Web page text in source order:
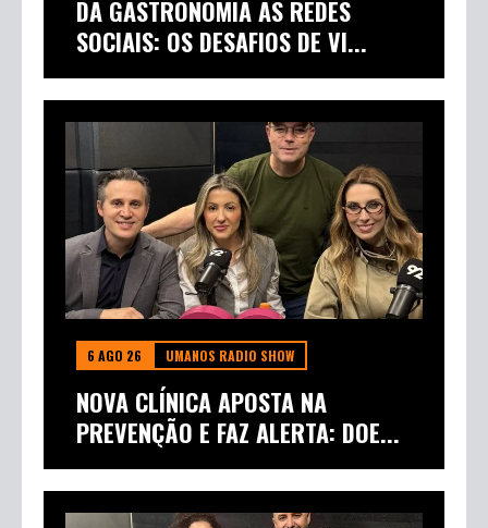
DA GASTRONOMIA ÀS REDES
SOCIAIS: OS DESAFIOS DE VI...
6 AGO 26 UMANOS RADIO SHOW
NOVA CLÍNICA APOSTA NA
PREVENÇÃO E FAZ ALERTA: DOE...